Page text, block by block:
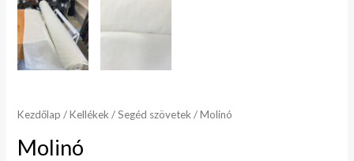
Kezdőlap /Kellékek /Segéd szövetek / Molinó
Molinó